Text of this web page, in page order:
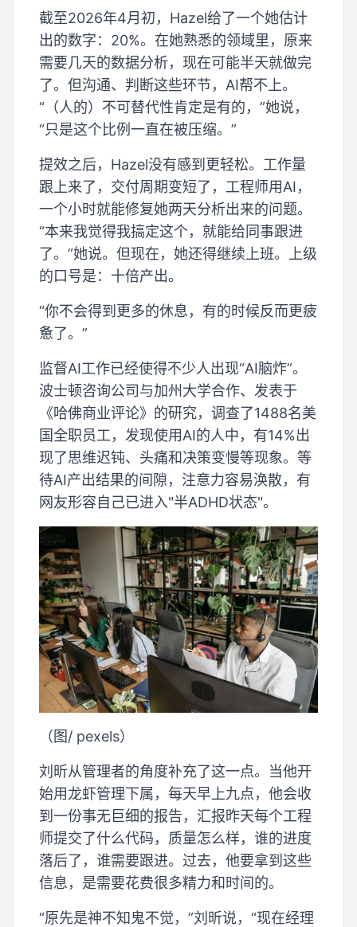
截至2026年4月初，Hazel给了一个她估计
出的数字：20%。在她熟悉的领域里，原来
需要几天的数据分析，现在可能半天就做完
了。但沟通、判断这些环节，AI帮不上。
“（人的）不可替代性肯定是有的，”她说，
“只是这个比例一直在被压缩。”
提效之后，Hazel没有感到更轻松。工作量
跟上来了，交付周期变短了，工程师用AI，
一个小时就能修复她两天分析出来的问题。
“本来我觉得我搞定这个，就能给同事跟进
了。”她说。但现在，她还得继续上班。上级
的口号是：十倍产出。
“你不会得到更多的休息，有的时候反而更疲
惫了。”
监督AI工作已经使得不少人出现“AI脑炸”。
波士顿咨询公司与加州大学合作、发表于
《哈佛商业评论》的研究，调查了1488名美
国全职员工，发现使用AI的人中，有14%出
现了思维迟钝、头痛和决策变慢等现象。等
待AI产出结果的间隙，注意力容易涣散，有
网友形容自己已进入"半ADHD状态"。
（图/ pexels）
刘昕从管理者的角度补充了这一点。当他开
始用龙虾管理下属，每天早上九点，他会收
到一份事无巨细的报告，汇报昨天每个工程
师提交了什么代码，质量怎么样，谁的进度
落后了，谁需要跟进。过去，他要拿到这些
信息，是需要花费很多精力和时间的。
“原先是神不知鬼不觉，”刘昕说，“现在经理